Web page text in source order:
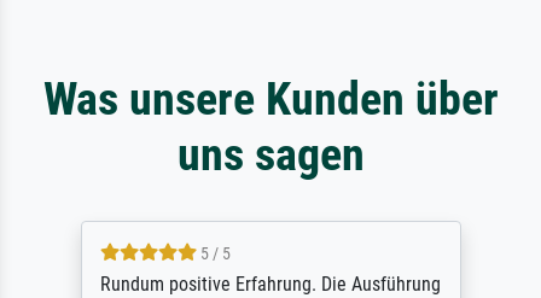
Was unsere Kunden über
uns sagen
5 / 5
Rundum positive Erfahrung. Die Ausführung